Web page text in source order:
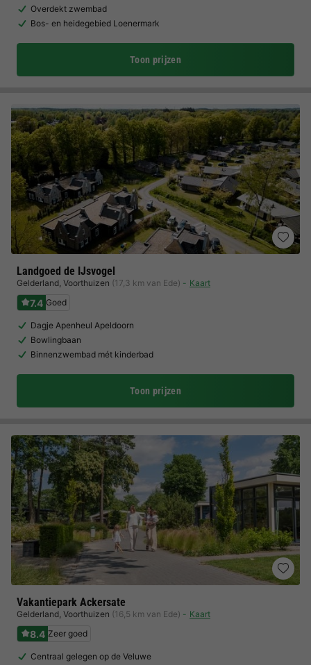
Overdekt zwembad
Bos- en heidegebied Loenermark
Toon prijzen
Landgoed de IJsvogel
Gelderland, Voorthuizen (17,3 km van Ede) Kaart
7.4 Goed
Dagje Apenheul Apeldoorn
Bowlingbaan
Binnenzwembad mét kinderbad
Toon prijzen
Vakantiepark Ackersate
Gelderland, Voorthuizen (16,5 km van Ede) Kaart
8.4 Zeer goed
Centraal gelegen op de Veluwe